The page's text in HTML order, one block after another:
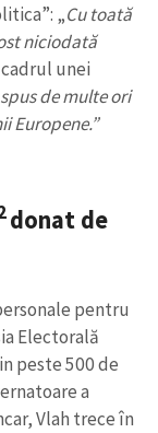
„Cu toată
niciodată
unei
de multe ori
Europene.”
donat de
pentru
Electorală
peste 500 de
a
Vlah trece în